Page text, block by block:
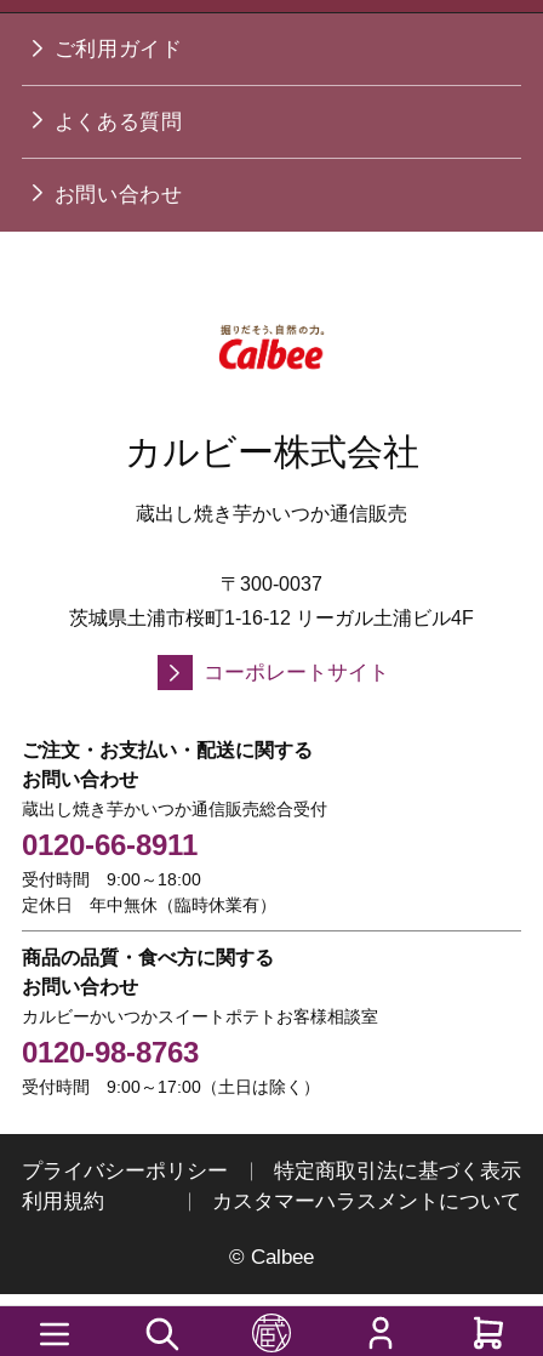
ご利用ガイド
よくある質問
お問い合わせ
カルビー株式会社
蔵出し焼き芋かいつか通信販売
〒300-0037
茨城県土浦市桜町1-16-12 リーガル土浦ビル4F
コーポレートサイト
ご注文・お支払い・配送に関する
お問い合わせ
蔵出し焼き芋かいつか通信販売総合受付
0120-66-8911
受付時間 9:00～18:00
定休日 年中無休（臨時休業有）
商品の品質・食べ方に関する
お問い合わせ
カルビーかいつかスイートポテトお客様相談室
0120-98-8763
受付時間 9:00～17:00（土日は除く）
プライバシーポリシー
特定商取引法に基づく表示
利用規約
カスタマーハラスメントについて
© Calbee